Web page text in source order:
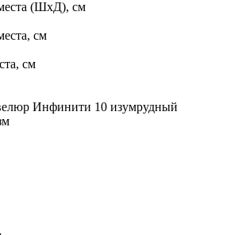
(ШхД), см
см
см
Инфинити 10 изумрудный